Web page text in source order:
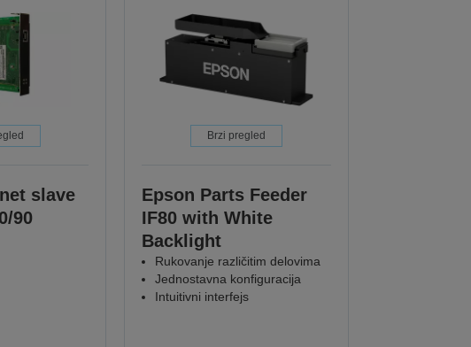
slave
90
Brzi pregled
Epson Parts Feeder
IF80 with White
Backlight
Rukovanje različitim delovima
Jednostavna konfiguracija
Intuitivni interfejs